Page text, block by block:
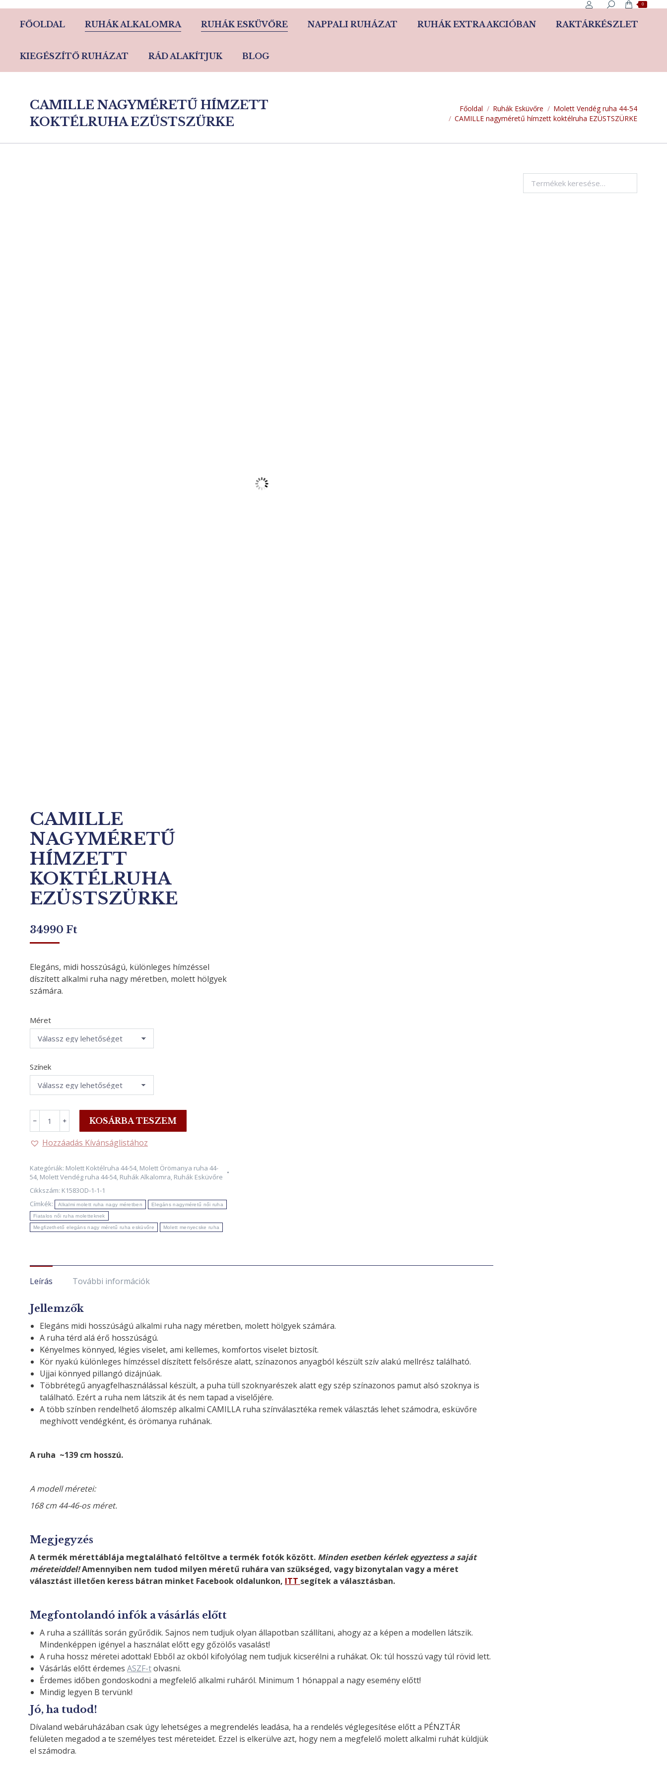
0
FŐOLDAL RUHÁK ALKALOMRA RUHÁK ESKÜVŐRE NAPPALI RUHÁZAT RUHÁK EXTRA AKCIÓBAN RAKTÁRKÉSZLET
KIEGÉSZÍTŐ RUHÁZAT RÁD ALAKÍTJUK BLOG
CAMILLE NAGYMÉRETŰ HÍMZETT
KOKTÉLRUHA EZÜSTSZÜRKE
Főoldal Ruhák Esküvőre
Molett Vendég ruha 44-54
CAMILLE nagyméretű hímzett koktélruha EZÜSTSZÜRKE
CAMILLE
NAGYMÉRETŰ
HÍMZETT
KOKTÉLRUHA
EZÜSTSZÜRKE
34990 Ft
Elegáns, midi hosszúságú, különleges hímzéssel
díszített alkalmi ruha nagy méretben, molett hölgyek
számára.
Méret
Színek
nagyméretű
hímzett
EZÜSTSZÜRKE
mennyiség
﹣ ﹢ KOSÁRBA TESZEM
Hozzáadás Kívánságlistához
Kategóriák: Molett Koktélruha 44-54, Molett Örömanya ruha 44-
54, Molett Vendég ruha 44-54, Ruhák Alkalomra, Ruhák Esküvőre
Cikkszám: K1583OD-1-1-1
Címkék:
Alkalmi molett ruha nagy méretben Elegáns nagyméretű női ruha
Fiatalos női ruha moletteknek
Megfizethető elegáns nagy méretű ruha esküvőre Molett menyecske ruha
Leírás További információk
Jellemzők
Elegáns midi hosszúságú alkalmi ruha nagy méretben, molett hölgyek számára.
A ruha térd alá érő hosszúságú.
Kényelmes könnyed, légies viselet, ami kellemes, komfortos viselet biztosít.
Kör nyakú különleges hímzéssel díszített felsőrésze alatt, színazonos anyagból készült szív alakú mellrész található.
Ujjai könnyed pillangó dizájnúak.
Többrétegű anyagfelhasználással készült, a puha tüll szoknyarészek alatt egy szép színazonos pamut alsó szoknya is
található. Ezért a ruha nem látszik át és nem tapad a viselőjére.
A több színben rendelhető álomszép alkalmi CAMILLA ruha színválasztéka remek választás lehet számodra, esküvőre
meghívott vendégként, és örömanya ruhának.
A ruha ~139 cm hosszú.
A modell méretei:
168 cm 44-46-os méret.
Megjegyzés
A termék mérettáblája megtalálható feltöltve a termék fotók között. Minden esetben kérlek egyeztess a saját
méreteiddel!Amennyiben nem tudod milyen méretű ruhára van szükséged, vagy bizonytalan vagy a méret
választást illetően keress bátran minket Facebook oldalunkon, ITT segítek a választásban.
Megfontolandó infók a vásárlás előtt
A ruha a szállítás során gyűrődik. Sajnos nem tudjuk olyan állapotban szállítani, ahogy az a képen a modellen látszik.
Mindenképpen igényel a használat előtt egy gőzölős vasalást!
A ruha hossz méretei adottak! Ebből az okból kifolyólag nem tudjuk kicserélni a ruhákat. Ok: túl hosszú vagy túl rövid lett.
Vásárlás előtt érdemes ASZF-tolvasni.
Érdemes időben gondoskodni a megfelelő alkalmi ruháról. Minimum 1 hónappal a nagy esemény előtt!
Mindig legyen B tervünk!
Jó, ha tudod!
Dívaland webáruházában csak úgy lehetséges a megrendelés leadása, ha a rendelés véglegesítése előtt a PÉNZTÁR
felületen megadod a te személyes test méreteidet. Ezzel is elkerülve azt, hogy nem a megfelelő molett alkalmi ruhát küldjük
el számodra.